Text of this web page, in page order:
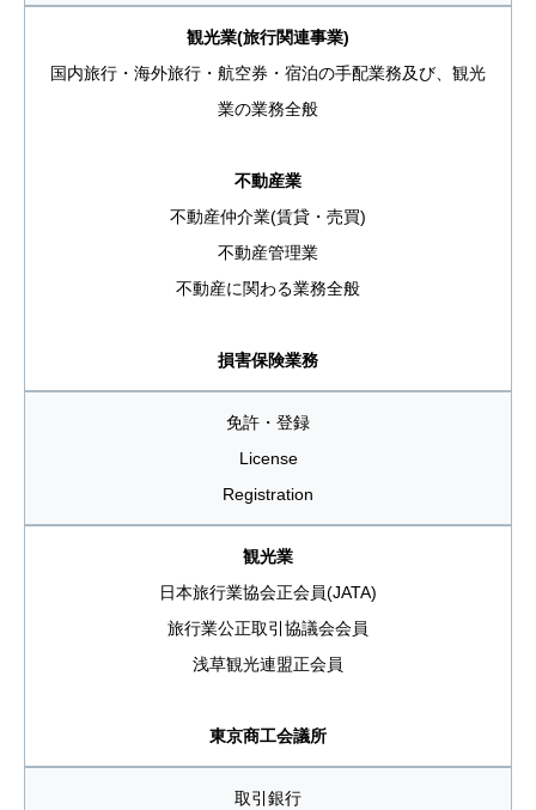
観光業(旅行関連事業)
国内旅行・海外旅行・航空券・宿泊の手配業務及び、観光
業の業務全般
不動産業
不動産仲介業(賃貸・売買)
不動産管理業
不動産に関わる業務全般
損害保険業務
免許・登録
License
Registration
観光業
日本旅行業協会正会員(JATA)
旅行業公正取引協議会会員
浅草観光連盟正会員
東京商工会議所
取引銀行